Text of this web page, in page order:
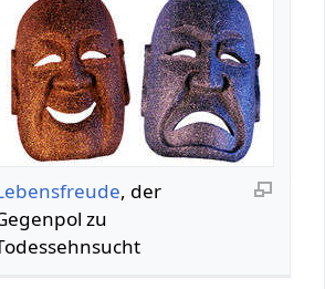
, der
zu